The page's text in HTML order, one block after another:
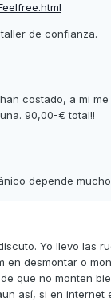
de confianza.
costado, a mi
90,00-€ total!!
depende
Yo llevo las
en desmontar o
que no monten
así, si en internet